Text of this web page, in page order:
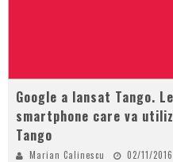
Google a lansat Tango.
smartphone care va
Tango
Marian Calinescu 02/11/2016